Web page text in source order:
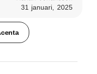
31 januari, 2025